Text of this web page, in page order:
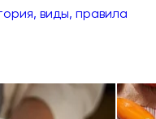
виды, правила